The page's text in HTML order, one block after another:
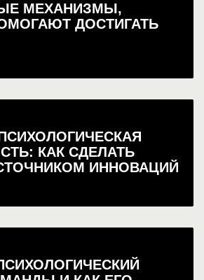
МЕХАНИЗМЫ,
ДОСТИГАТЬ
КАК СДЕЛАТЬ
ИННОВАЦИЙ